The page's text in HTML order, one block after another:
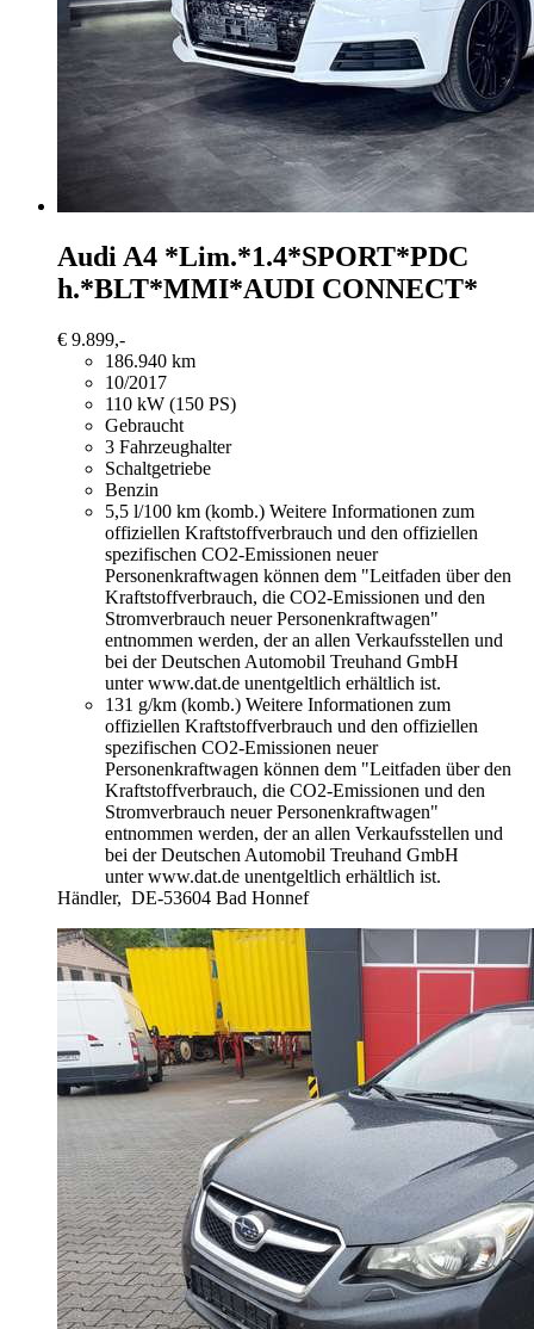
Audi A4 *Lim.*1.4*SPORT*PDC
h.*BLT*MMI*AUDI CONNECT*
€ 9.899,-
186.940 km
10/2017
110 kW (150 PS)
Gebraucht
3 Fahrzeughalter
Schaltgetriebe
Benzin
5,5 l/100 km (komb.) Weitere Informationen zum
offiziellen Kraftstoffverbrauch und den offiziellen
spezifischen CO2-Emissionen neuer
Personenkraftwagen können dem "Leitfaden über den
Kraftstoffverbrauch, die CO2-Emissionen und den
Stromverbrauch neuer Personenkraftwagen"
entnommen werden, der an allen Verkaufsstellen und
bei der Deutschen Automobil Treuhand GmbH
unter www.dat.de unentgeltlich erhältlich ist.
131 g/km (komb.) Weitere Informationen zum
offiziellen Kraftstoffverbrauch und den offiziellen
spezifischen CO2-Emissionen neuer
Personenkraftwagen können dem "Leitfaden über den
Kraftstoffverbrauch, die CO2-Emissionen und den
Stromverbrauch neuer Personenkraftwagen"
entnommen werden, der an allen Verkaufsstellen und
bei der Deutschen Automobil Treuhand GmbH
unter www.dat.de unentgeltlich erhältlich ist.
Händler, DE-53604 Bad Honnef